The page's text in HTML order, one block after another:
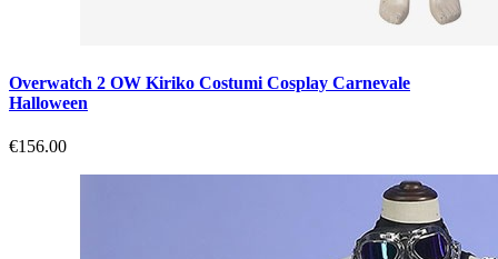
Overwatch 2 OW Kiriko Costumi Cosplay Carnevale
Halloween
€156.00